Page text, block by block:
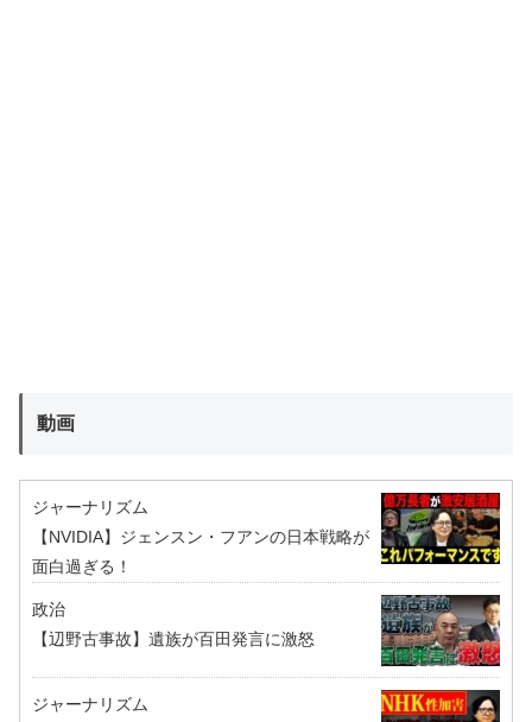
動画
ジャーナリズム
【NVIDIA】ジェンスン・フアンの日本戦略が
面白過ぎる！
政治
【辺野古事故】遺族が百田発言に激怒
ジャーナリズム